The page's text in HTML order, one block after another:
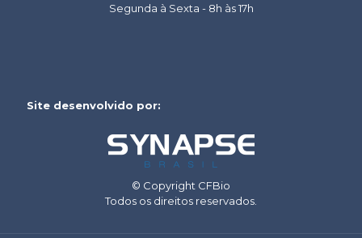
Segunda à Sexta - 8h às 17h
Site desenvolvido por:
© Copyright CFBio
Todos os direitos reservados.